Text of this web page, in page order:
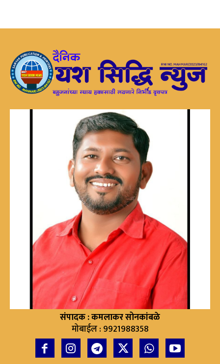
संपादक : कमलाकर सोनकांबळे
मोबाईल : 9921988358